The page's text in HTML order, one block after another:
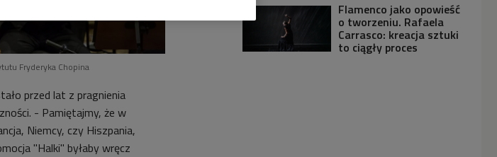
Fryderyka Chopina
przed lat z pragnienia
- Pamiętajmy, że w
Niemcy, czy Hiszpania,
"Halki" byłaby wręcz
Flamenco jako opowieść
o tworzeniu. Rafaela
Carrasco: kreacja sztuki
to ciągły proces